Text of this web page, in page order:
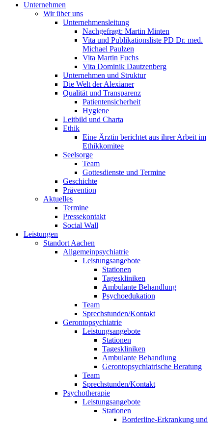
Unternehmen
Wir über uns
Unternehmensleitung
Nachgefragt: Martin Minten
Vita und Publikationsliste PD Dr. med.
Michael Paulzen
Vita Martin Fuchs
Vita Dominik Dautzenberg
Unternehmen und Struktur
Die Welt der Alexianer
Qualität und Transparenz
Patientensicherheit
Hygiene
Leitbild und Charta
Ethik
Eine Ärztin berichtet aus ihrer Arbeit im
Ethikkomitee
Seelsorge
Team
Gottesdienste und Termine
Geschichte
Prävention
Aktuelles
Termine
Pressekontakt
Social Wall
Leistungen
Standort Aachen
Allgemeinpsychiatrie
Leistungsangebote
Stationen
Tageskliniken
Ambulante Behandlung
Psychoedukation
Team
Sprechstunden/Kontakt
Gerontopsychiatrie
Leistungsangebote
Stationen
Tageskliniken
Ambulante Behandlung
Gerontopsychiatrische Beratung
Team
Sprechstunden/Kontakt
Psychotherapie
Leistungsangebote
Stationen
Borderline-Erkrankung und